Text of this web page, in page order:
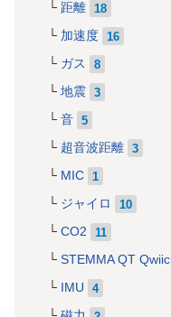
距離 18
加速度 16
ガス 8
地震 3
音 5
超音波距離 3
MIC 1
ジャイロ 10
CO2 11
STEMMA QT Qwiic
IMU 4